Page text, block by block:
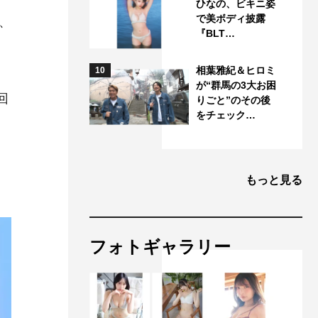
ひなの、ビキニ姿
で美ボディ披露
『BLT…
10
相葉雅紀＆ヒロミ
が“群馬の3大お困
りごと”のその後
をチェック…
もっと見る
フォトギャラリー